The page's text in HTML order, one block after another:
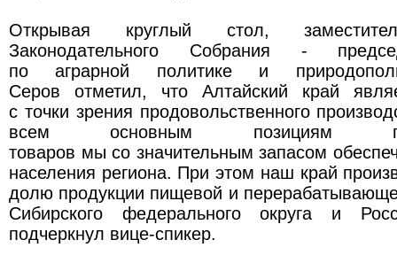
Открывая круглый стол,
Законодательного Собрания -
по аграрной политике и
Серов отметил, что Алтайский край
с точки зрения продовольственного
всем основным позициям
товаров мы со значительным запасом
населения региона. При этом наш край
долю продукции пищевой и
Сибирского федерального округа и
подчеркнул вице-спикер.